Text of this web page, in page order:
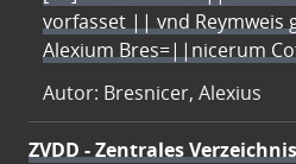
vorfasset || vnd
Alexium Bres=||nicerum
Autor: Bresnicer, Alexius
ZVDD - Zentrales